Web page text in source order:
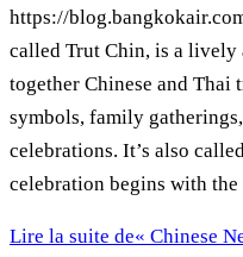
https://
called Trut Chin, is a
together Chinese and
symbols, family
celebrations. It’s also
celebration begins with
Lire la suite de« Chinese